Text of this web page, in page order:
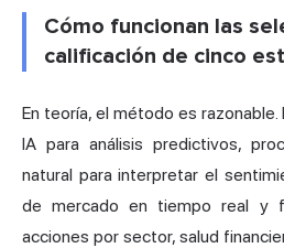
Cómo funcionan las
calificación de cinco
En teoría, el método es
IA para análisis predictivos,
natural para interpretar el
de mercado en tiempo real y
acciones por sector, salud